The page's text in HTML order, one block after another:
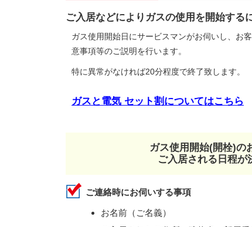
ご入居などによりガスの使用を開始する
ガス使用開始日にサービスマンがお伺いし、お
意事項等のご説明を行います。
特に異常がなければ20分程度で終了致します。
ガスと電気 セット割についてはこちら
ガス使用開始(開栓)の
ご入居される日程が
ご連絡時にお伺いする事項
お名前（ご名義）